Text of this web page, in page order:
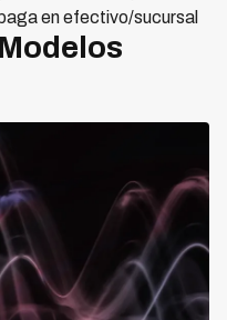
en efectivo/sucursal